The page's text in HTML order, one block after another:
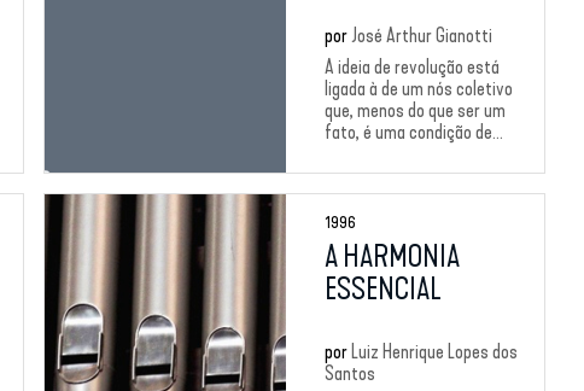
por José Arthur Gianotti
A ideia de revolução está
ligada à de um nós coletivo
que, menos do que ser um
fato, é uma condição de...
1996
A HARMONIA
ESSENCIAL
por Luiz Henrique Lopes dos
Santos